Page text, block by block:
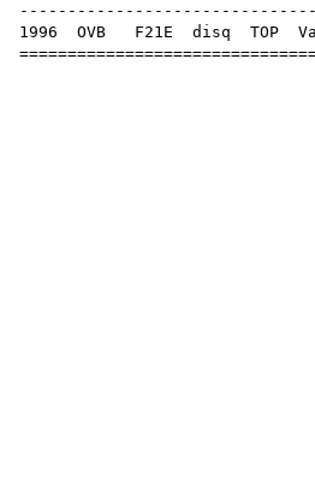
1996 OVB F21E disq TOP